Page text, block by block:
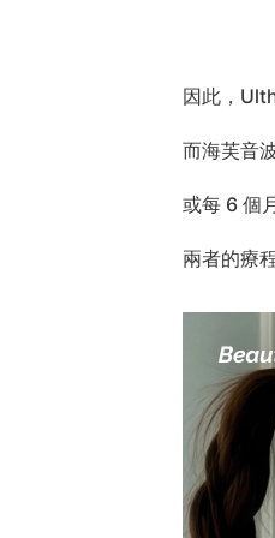
因此，
而海芙音
或每 6 個
兩者的療